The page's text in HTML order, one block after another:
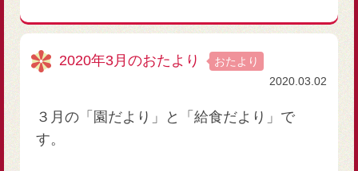
2020年3月のおたより
おたより
2020.03.02
３月の「園だより」と「給食だより」で
す。